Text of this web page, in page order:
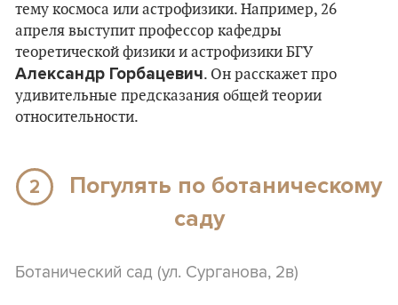
тему космоса или астрофизики. Например, 26
апреля выступит профессор кафедры
теоретической физики и астрофизики БГУ
Александр Горбацевич. Он расскажет про
удивительные предсказания общей теории
относительности.
2
Погулять по ботаническому
саду
Ботанический сад (ул. Сурганова, 2в)